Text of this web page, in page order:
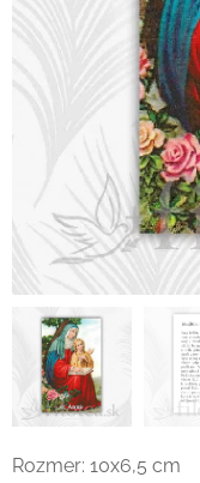
Rozmer: 10x6,5 cm